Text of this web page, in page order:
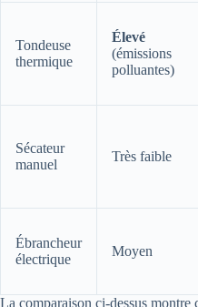
Tondeuse
thermique
Élevé
(émissions
polluantes)
Sécateur
manuel
Très faible
Ébrancheur
électrique
Moyen
La comparaison ci-dessus montre